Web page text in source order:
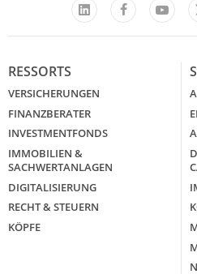
LinkedIn
Facebook
RESSORTS
VERSICHERUNGEN
FINANZBERATER
INVESTMENTFONDS
IMMOBILIEN &
SACHWERTANLAGEN
DIGITALISIERUNG
RECHT & STEUERN
KÖPFE